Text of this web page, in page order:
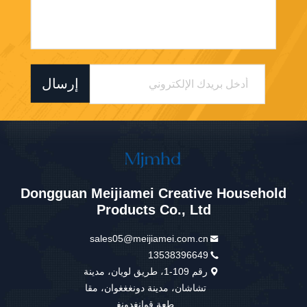
إرسال
Dongguan Meijiamei Creative Household
Products Co., Ltd
sales05@meijiamei.com.cn
13538396649
رقم 109-1، طريق لويان، مدينة
تشاشان، مدينة دونغغغوان، مقا
طعة قوانغدونغ